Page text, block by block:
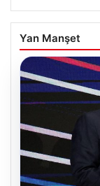
Yan Manşet